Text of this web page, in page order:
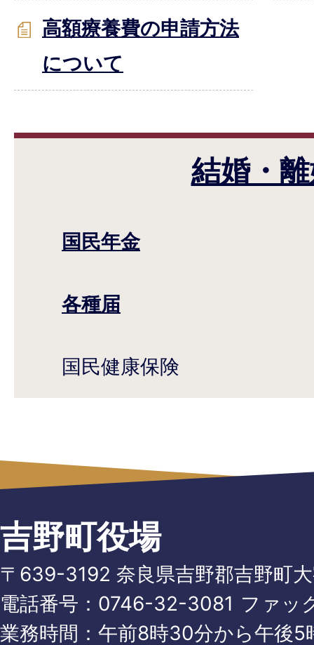
高額療養費の申請方法
について
結婚・
国民年金
各種届
国民健康保険
吉野町役場
〒639-3192 奈良県吉野郡吉野町
電話番号： 0746-32-3081 ファッ
業務時間：午前8時30分から午後5